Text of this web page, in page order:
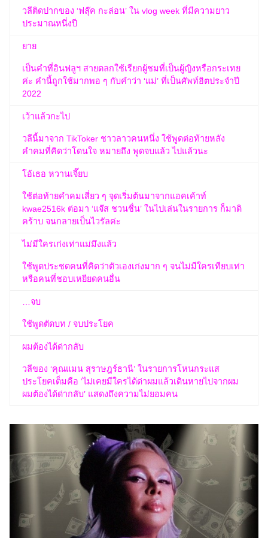
วลีติดปากของ ‘ฟลุ๊ค กะล่อน’ ใน vlog week ที่มีความยาว
ประมาณหนึ่งปี
ยาย
เป็นคำที่อินฟลูฯ สายตลกใช้เรียกผู้ชมที่เป็นผู้ญิงหรือกระเทย
ค่ะ คำนี้ถูกใช้มากพอ ๆ กับคำว่า ‘แม่’ ที่เป็นศัพท์ฮิตประจำปี
2022
เว้าแล้วกะไป
วลีนี้มาจาก TikToker ชาวลาวคนหนึ่ง ใช้พูดต่อท้ายหลัง
คำคมที่คิดว่าโดนใจ หมายถึง พูดจบแล้ว ไปแล้วนะ
โอ้เธอ หวานเจี๊ยบ
ใช้ต่อท้ายคำคมเสี่ยว ๆ จุดเริ่มต้นมาจากแอคเค้าท์
kwae2516k ต่อมา ‘แจ๊ส ชวนชื่น’ ในไปเล่นในรายการ ก็มาดิ
คร้าบ จนกลายเป็นไวรัลค่ะ
ไม่มีใครเก่งเท่าแม่มึงแล้ว
ใช้พูดประชดคนที่คิดว่าตัวเองเก่งมาก ๆ จนไม่มีใครเทียบเท่า
หรือคนที่ชอบเหยียดคนอื่น
…จบ
ใช้พูดตัดบท / จบประโยค
ผมต้องได้ด่ากลับ
วลีของ ‘คุณแมน สุราษฎร์ธานี’ ในรายการโหนกระแส
ประโยคเต็มคือ ‘ไม่เคยมีใครได้ด่าผมแล้วเดินหายไปจากผม
ผมต้องได้ด่ากลับ’ แสดงถึงความไม่ยอมคน